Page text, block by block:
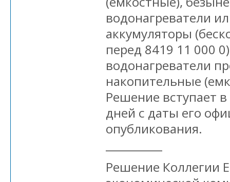
водонагреватели
аккумуляторы
перед 8419 11 000
водонагреватели
накопительные
Решение вступает
дней с даты его
опубликования.
Решение Коллегии